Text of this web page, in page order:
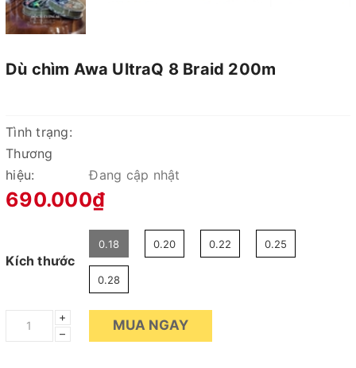
Dù chìm Awa UltraQ 8 Braid 200m
Tình trạng:
Thương
hiệu:
Đang cập nhật
690.000₫
Kích thước
0.18 0.20 0.22 0.25
0.28
+
–
MUA NGAY